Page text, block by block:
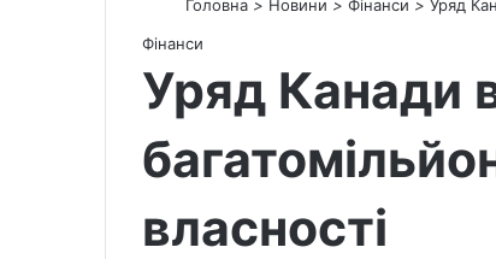
Головна > Новини > Фінанси > Уряд
Фінанси
Уряд Канади
власності